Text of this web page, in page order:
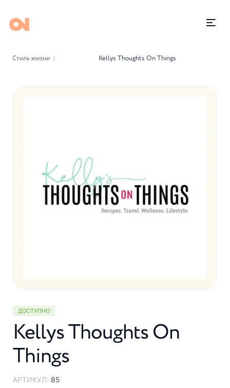
Стиль жизни ⟩ Kellys Thoughts On Things
ДОСТУПНО
Kellys Thoughts On
Things
АРТИКУЛ: 85